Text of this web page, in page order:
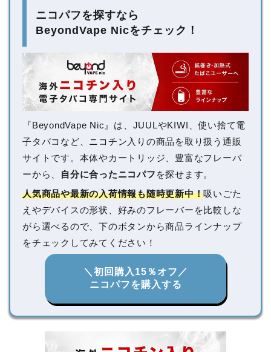
ニコパフを探すなら
BeyondVape Nicをチェック！
『BeyondVape Nic』は、JUULやKIWI、使い捨て電
子タバコなど、ニコチン入りの商品を取り扱う通販
サイトです。本体やカートリッジ、豊富なフレーバ
ーから、
自分に合ったニコパフ を探せます。
人気商品や最新の入荷情報も随時更新中！吸いごた
えやデバイスの形状、好みのフレーバーを比較しな
がら選べるので、下のボタンから商品ラインナップ
をチェックしてみてください！
＼初回購入15％オフ／
ニコパフを購入する